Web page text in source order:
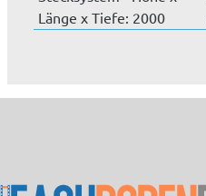
Länge x Tiefe: 2000